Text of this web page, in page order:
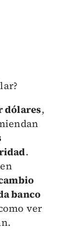
dólares,
.
banco
ver